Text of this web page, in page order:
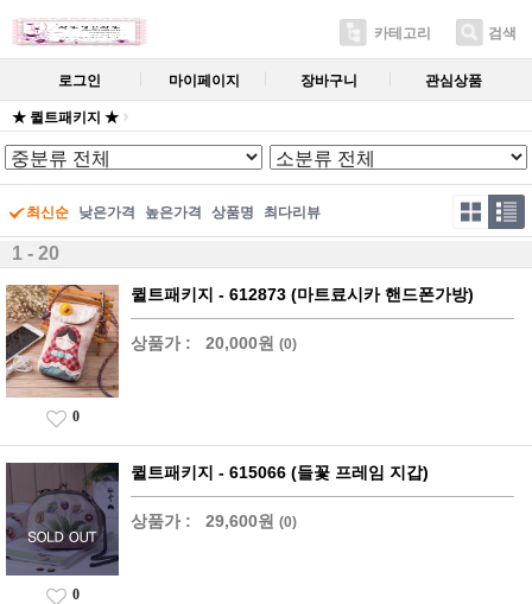
카테고리 검색
로그인 마이페이지 장바구니 관심상품
★ 퀼트패키지 ★
최신순 낮은가격 높은가격 상품명 최다리뷰
1 - 20
퀼트패키지 - 612873 (마트료시카 핸드폰가방)
상품가 : 20,000원 (0)
0
퀼트패키지 - 615066 (들꽃 프레임 지갑)
상품가 : 29,600원 (0)
0